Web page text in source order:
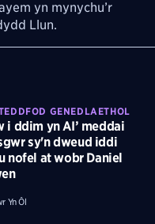
yn mynychu’r
Llun.
GENEDLAETHOL
i ddim yn AI’ meddai
sy'n dweud iddi
nofel at wobr Daniel
Yn Ôl